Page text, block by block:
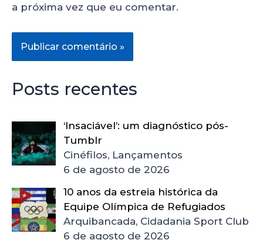
a próxima vez que eu comentar.
Posts recentes
‘Insaciável’: um diagnóstico pós-
Tumblr
Cinéfilos, Lançamentos
6 de agosto de 2026
10 anos da estreia histórica da
Equipe Olímpica de Refugiados
Arquibancada, Cidadania Sport Club
6 de agosto de 2026